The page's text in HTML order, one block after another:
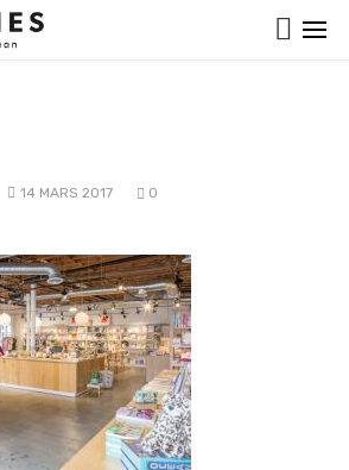
14 MARS 2017 0